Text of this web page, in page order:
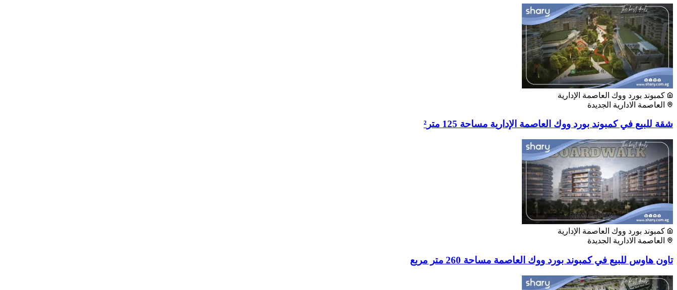
كمبوند بورد ووك العاصمة الإدارية
العاصمة الادارية الجديدة
شقة للبيع في كمبوند بورد ووك العاصمة الإدارية مساحة 125 متر²
كمبوند بورد ووك العاصمة الإدارية
العاصمة الادارية الجديدة
تاون هاوس للبيع في كمبوند بورد ووك العاصمة مساحة 260 متر مربع